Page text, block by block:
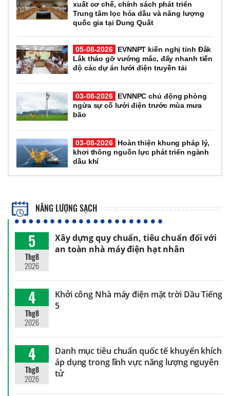
xuất cơ chế, chính sách phát triển
Trung tâm lọc hóa dầu và năng lượng
quốc gia tại Dung Quất
05-08-2026
EVNNPT kiến nghị tỉnh Đắk
Lắk tháo gỡ vướng mắc, đẩy nhanh tiến
độ các dự án lưới điện truyền tải
03-08-2026
EVNNPC chủ động phòng
ngừa sự cố lưới điện trước mùa mưa
bão
03-08-2026
Hoàn thiện khung pháp lý,
khơi thông nguồn lực phát triển ngành
dầu khí
NĂNG LƯỢNG SẠCH
5
Thg8
2026
Xây dựng quy chuẩn, tiêu chuẩn đối với
an toàn nhà máy điện hạt nhân
4
Thg8
2026
Khởi công Nhà máy điện mặt trời Dầu Tiếng
5
4
Thg8
2026
Danh mục tiêu chuẩn quốc tế khuyến khích
áp dụng trong lĩnh vực năng lượng nguyên
tử